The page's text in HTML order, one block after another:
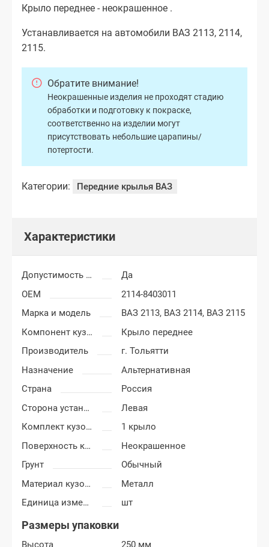
Крыло переднее - неокрашенное .
Устанавливается на автомобили ВАЗ 2113, 2114,
2115.
Обратите внимание!
Неокрашенные изделия не проходят стадию
обработки и подготовку к покраске,
соответственно на изделии могут
присутствовать небольшие царапины/
потертости.
Категории: Передние крылья ВАЗ
Характеристики
Допустимость мелких царапин
Да
OEM
2114-8403011
Марка и модель
ВАЗ 2113, ВАЗ 2114, ВАЗ 2115
Компонент кузова
Крыло переднее
Производитель
г. Тольятти
Назначение
Альтернативная
Страна
Россия
Сторона установки
Левая
Комплект кузовных деталей
1 крыло
Поверхность крыла
Неокрашенное
Грунт
Обычный
Материал кузовных деталей
Металл
Единица измерения
шт
Размеры упаковки